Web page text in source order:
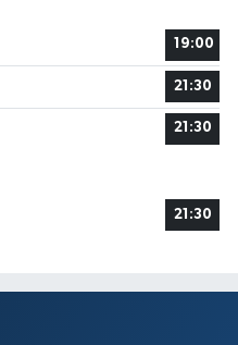
19:00
21:30
21:30
21:30